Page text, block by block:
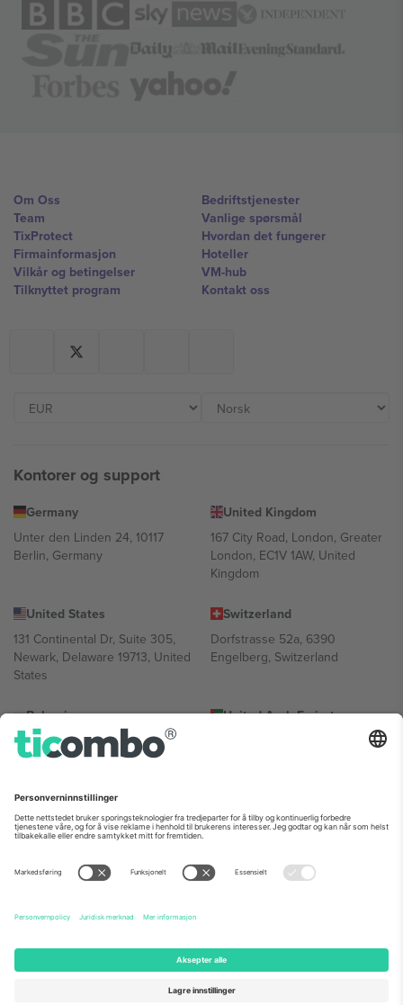
Om Oss
Team
TixProtect
Firmainformasjon
Vilkår og betingelser
Tilknyttet program
Bedriftstjenester
Vanlige spørsmål
Hvordan det fungerer
Hoteller
VM-hub
Kontakt oss
Kontorer og support
Germany
Unter den Linden 24, 10117
Berlin, Germany
United Kingdom
167 City Road, London, Greater
London, EC1V 1AW, United
Kingdom
United States
131 Continental Dr, Suite 305,
Newark, Delaware 19713, United
States
Switzerland
Dorfstrasse 52a, 6390
Engelberg, Switzerland
Bulgaria
Regus Sofia City West, bul
Totleben 53-55, 1606 Sofia,
United Arab Emirates
UAE Dubai Silicon Oasis, DDP
Mexico
Av Chapultepec 360, Roma
Norte, Cuauhtémoc, 06700
Ciudad de México, CDMX,
sted, begivenhet og/eller domene. For detaljer, sjekk spesifikke
arrangementsside, forlag og vilkår.,Firmainformasjon
2026 Ticombo. Alle rettigheter reservert.